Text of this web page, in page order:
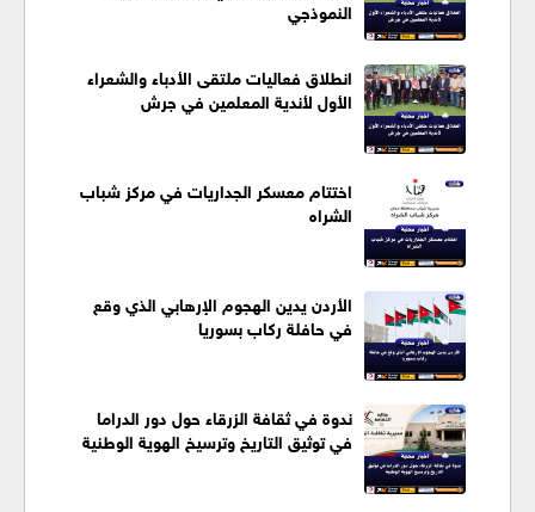
النموذجي
انطلاق فعاليات ملتقى الأدباء والشعراء
الأول لأندية المعلمين في جرش
اختتام معسكر الجداريات في مركز شباب
الشراه
الأردن يدين الهجوم الإرهابي الذي وقع
في حافلة ركاب بسوريا
ندوة في ثقافة الزرقاء حول دور الدراما
في توثيق التاريخ وترسيخ الهوية الوطنية